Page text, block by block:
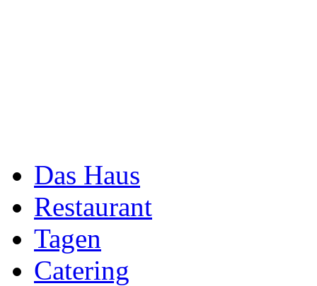
Das Haus
Restaurant
Tagen
Catering